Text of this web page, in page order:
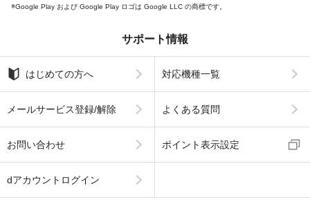
Google Play および Google Play ロゴは Google LLC の商標です。
サポート情報
はじめての方へ 対応機種一覧
メールサービス登録/解除 よくある質問
お問い合わせ ポイント表示設定
dアカウントログイン